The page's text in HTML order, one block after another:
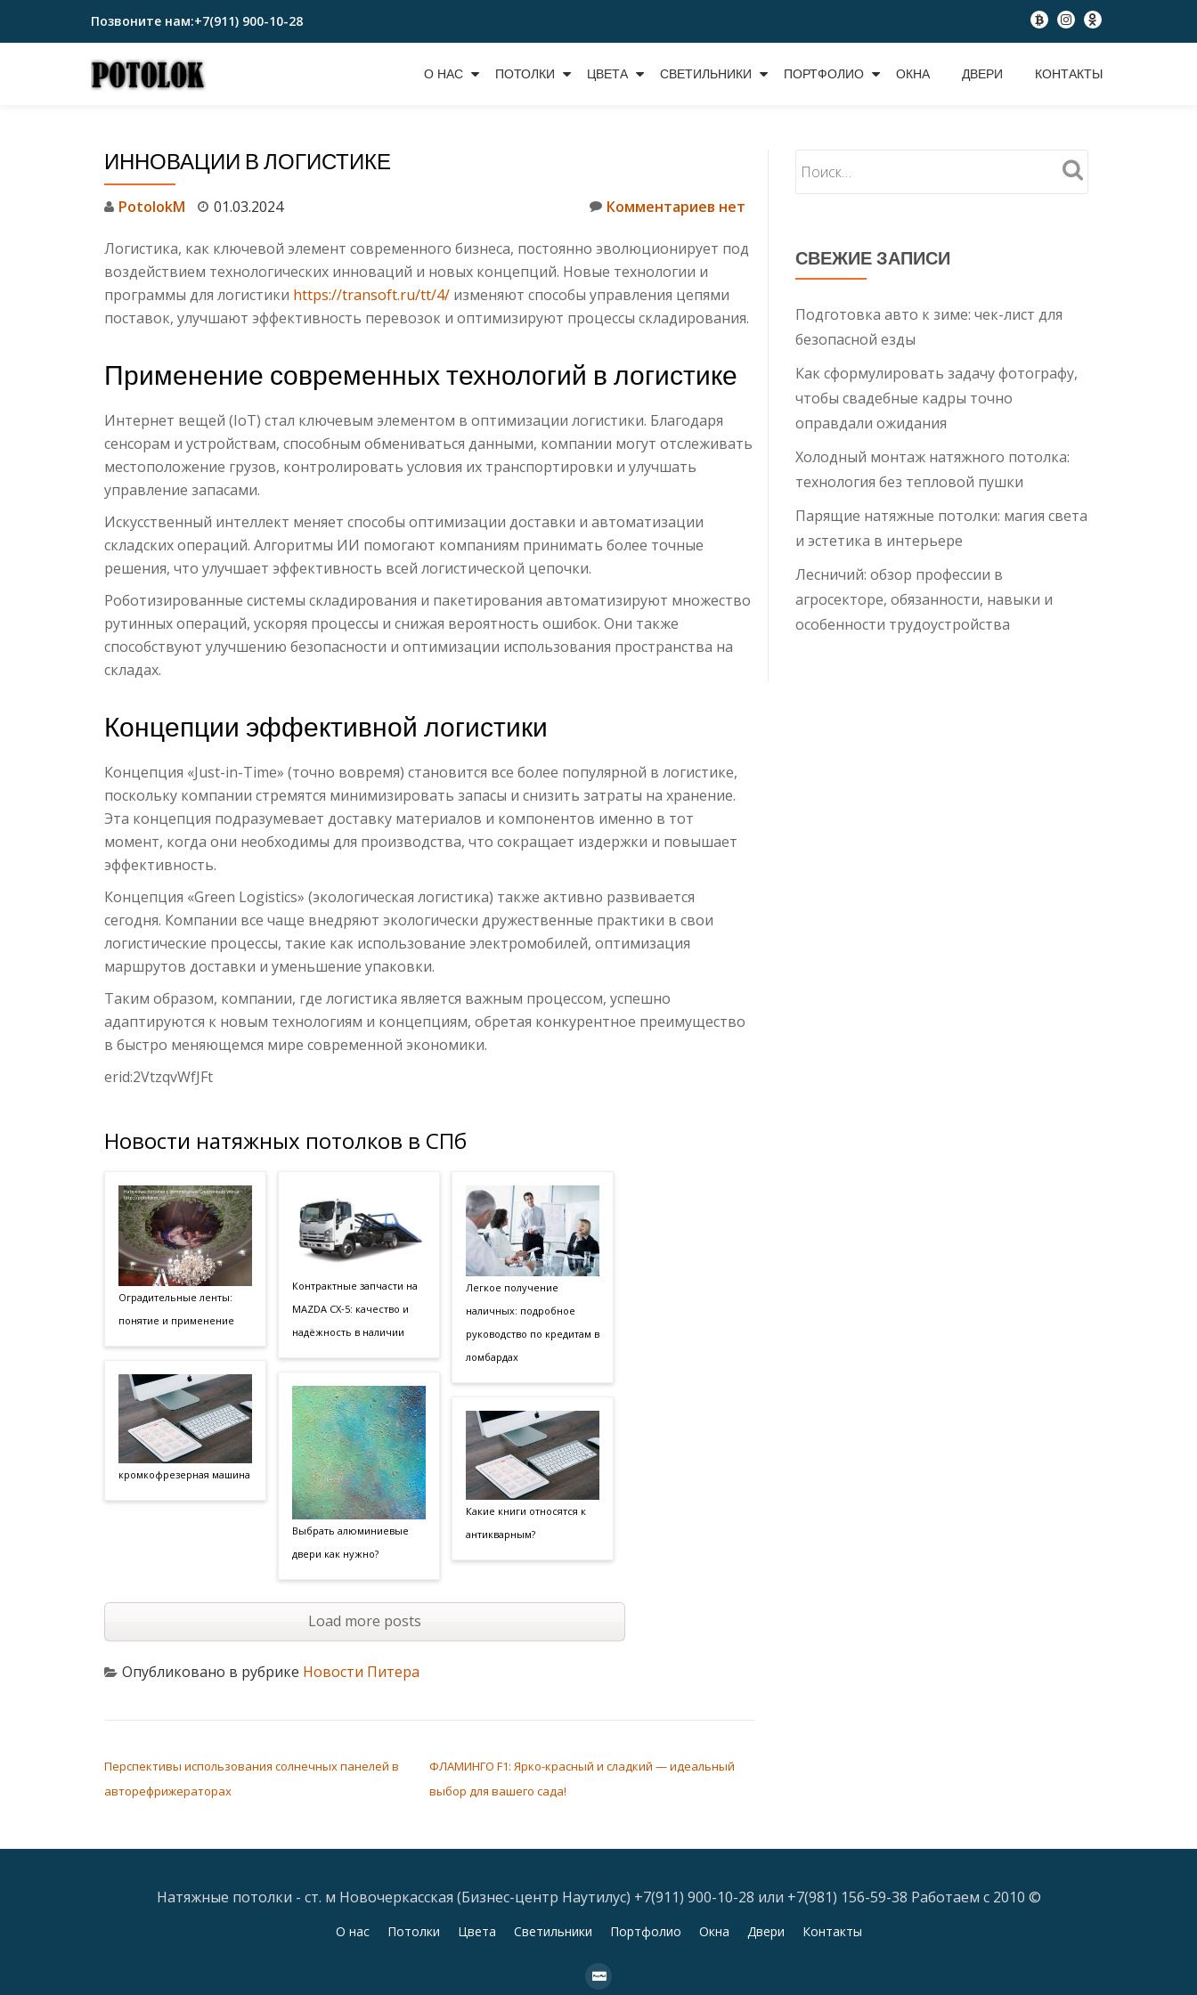
Перейти
Позвоните нам:+7(911) 900-10-28
fa-
btc
fa-
instagram
fa-
odnoklassniki
О НАС ПОТОЛКИ ЦВЕТА СВЕТИЛЬНИКИ ПОРТФОЛИО ОКНА ДВЕРИ КОНТАКТЫ
ИННОВАЦИИ В ЛОГИСТИКЕ
PotolokM 01.03.2024 Комментариев нет
Логистика, как ключевой элемент современного бизнеса, постоянно эволюционирует под
воздействием технологических инноваций и новых концепций. Новые технологии и
программы для логистики https://transoft.ru/tt/4/ изменяют способы управления цепями
поставок, улучшают эффективность перевозок и оптимизируют процессы складирования.
Применение современных технологий в логистике
Интернет вещей (IoT) стал ключевым элементом в оптимизации логистики. Благодаря
сенсорам и устройствам, способным обмениваться данными, компании могут отслеживать
местоположение грузов, контролировать условия их транспортировки и улучшать
управление запасами.
Искусственный интеллект меняет способы оптимизации доставки и автоматизации
складских операций. Алгоритмы ИИ помогают компаниям принимать более точные
решения, что улучшает эффективность всей логистической цепочки.
Роботизированные системы складирования и пакетирования автоматизируют множество
рутинных операций, ускоряя процессы и снижая вероятность ошибок. Они также
способствуют улучшению безопасности и оптимизации использования пространства на
складах.
Концепции эффективной логистики
Концепция «Just-in-Time» (точно вовремя) становится все более популярной в логистике,
поскольку компании стремятся минимизировать запасы и снизить затраты на хранение.
Эта концепция подразумевает доставку материалов и компонентов именно в тот
момент, когда они необходимы для производства, что сокращает издержки и повышает
эффективность.
Концепция «Green Logistics» (экологическая логистика) также активно развивается
сегодня. Компании все чаще внедряют экологически дружественные практики в свои
логистические процессы, такие как использование электромобилей, оптимизация
маршрутов доставки и уменьшение упаковки.
Таким образом, компании, где логистика является важным процессом, успешно
адаптируются к новым технологиям и концепциям, обретая конкурентное преимущество
в быстро меняющемся мире современной экономики.
erid:2VtzqvWfJFt
Новости натяжных потолков в СПб
Оградительные ленты:
понятие и применение
кромкофрезерная машина
Контрактные запчасти на
MAZDA CX‑5: качество и
надёжность в наличии
Выбрать алюминиевые
двери как нужно?
Легкое получение
наличных: подробное
руководство по кредитам в
ломбардах
Какие книги относятся к
антикварным?
Load more posts
Опубликовано в рубрике Новости Питера
Перспективы использования солнечных панелей в
авторефрижераторах
ФЛАМИНГО F1: Ярко-красный и сладкий — идеальный
выбор для вашего сада!
СВЕЖИЕ ЗАПИСИ
Подготовка авто к зиме: чек-лист для
безопасной езды
Как сформулировать задачу фотографу,
чтобы свадебные кадры точно
оправдали ожидания
Холодный монтаж натяжного потолка:
технология без тепловой пушки
Парящие натяжные потолки: магия света
и эстетика в интерьере
Лесничий: обзор профессии в
агросекторе, обязанности, навыки и
особенности трудоустройства
Натяжные потолки - ст. м Новочеркасская (Бизнес-центр Наутилус) +7(911) 900-10-28 или +7(981) 156-59-38 Работаем с 2010 ©
ДополнительноеО нас Потолки Цвета Светильники Портфолио Окна Двери Контакты
fa-